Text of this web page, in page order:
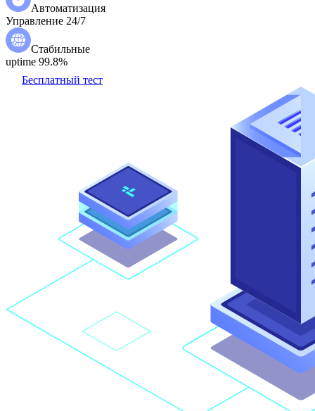
Автоматизация
Управление 24/7
Стабильные
uptime 99.8%
Бесплатный тест